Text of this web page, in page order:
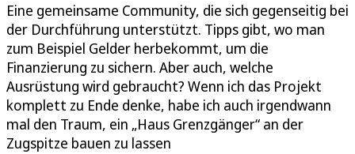
Eine gemeinsame Community, die sich gegenseitig bei
der Durchführung unterstützt. Tipps gibt, wo man
zum Beispiel Gelder herbekommt, um die
Finanzierung zu sichern. Aber auch, welche
Ausrüstung wird gebraucht? Wenn ich das Projekt
komplett zu Ende denke, habe ich auch irgendwann
mal den Traum, ein „Haus Grenzgänger“ an der
Zugspitze bauen zu lassen